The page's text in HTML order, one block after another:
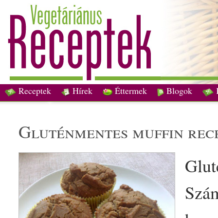
Receptek Hírek Éttermek Blogok
gluténmentes muffin